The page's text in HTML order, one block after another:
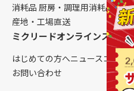
消耗品 厨房・調理用消耗品 ク
産地・工場直送
ミクリードオンラインストア
はじめての方へニュースコラム
お問い合わせ